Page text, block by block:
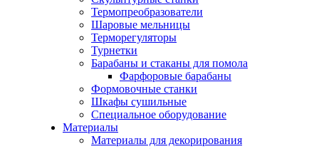
Термопреобразователи
Шаровые мельницы
Терморегуляторы
Турнетки
Барабаны и стаканы для помола
Фарфоровые барабаны
Формовочные станки
Шкафы сушильные
Специальное оборудование
Материалы
Материалы для декорирования